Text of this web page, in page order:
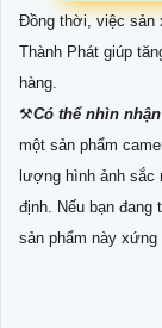
Đồng thời, việc sản
Thành Phát giúp
hàng.
⚒Có thể nhìn
một sản phẩm
lượng hình ảnh sắc
định. Nếu bạn đang
sản phẩm này